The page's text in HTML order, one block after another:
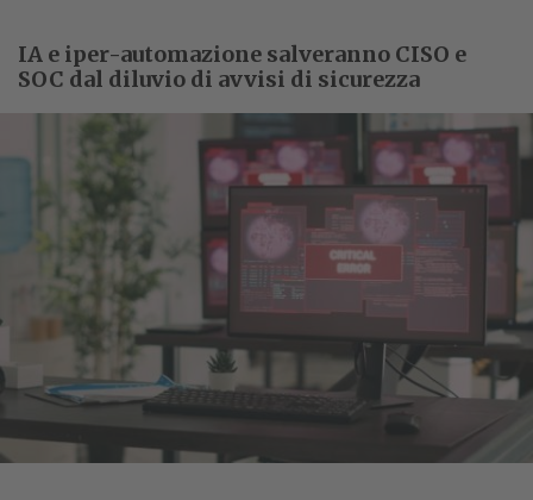
IA e iper-automazione salveranno CISO e
SOC dal diluvio di avvisi di sicurezza